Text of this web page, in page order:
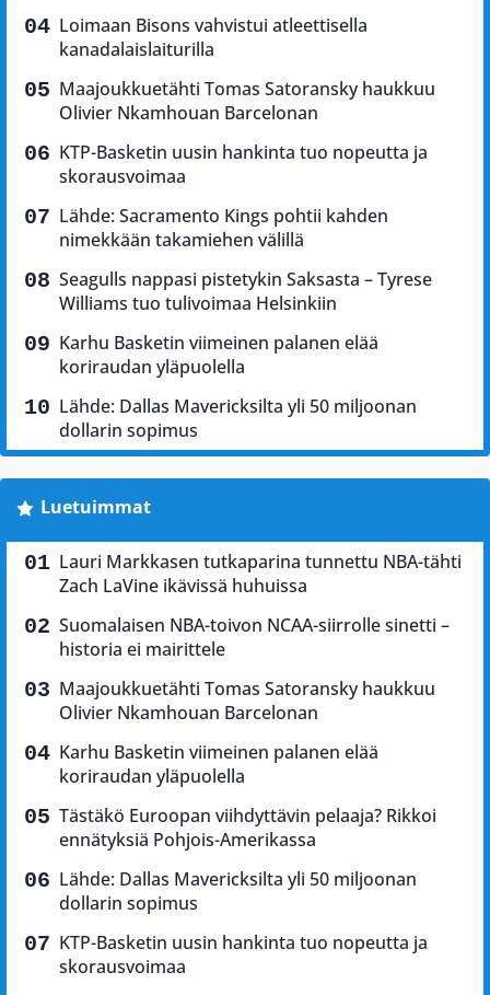
Loimaan Bisons vahvistui atleettisella
kanadalaislaiturilla
Maajoukkuetähti Tomas Satoransky haukkuu
Olivier Nkamhouan Barcelonan
KTP-Basketin uusin hankinta tuo nopeutta ja
skorausvoimaa
Lähde: Sacramento Kings pohtii kahden
nimekkään takamiehen välillä
Seagulls nappasi pistetykin Saksasta – Tyrese
Williams tuo tulivoimaa Helsinkiin
Karhu Basketin viimeinen palanen elää
koriraudan yläpuolella
Lähde: Dallas Mavericksilta yli 50 miljoonan
dollarin sopimus
Luetuimmat
Lauri Markkasen tutkaparina tunnettu NBA-tähti
Zach LaVine ikävissä huhuissa
Suomalaisen NBA-toivon NCAA-siirrolle sinetti –
historia ei mairittele
Maajoukkuetähti Tomas Satoransky haukkuu
Olivier Nkamhouan Barcelonan
Karhu Basketin viimeinen palanen elää
koriraudan yläpuolella
Tästäkö Euroopan viihdyttävin pelaaja? Rikkoi
ennätyksiä Pohjois-Amerikassa
Lähde: Dallas Mavericksilta yli 50 miljoonan
dollarin sopimus
KTP-Basketin uusin hankinta tuo nopeutta ja
skorausvoimaa